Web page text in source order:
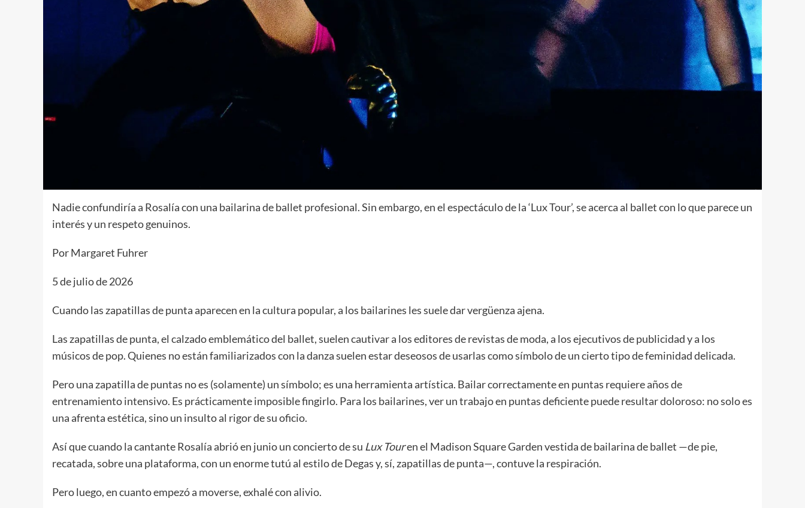
Nadie confundiría a Rosalía con una bailarina de ballet profesional. Sin embargo, en el espectáculo de la ‘Lux Tour’, se acerca al ballet con lo que parece un
interés y un respeto genuinos.
Por Margaret Fuhrer
5 de julio de 2026
Cuando las zapatillas de punta aparecen en la cultura popular, a los bailarines les suele dar vergüenza ajena.
Las zapatillas de punta, el calzado emblemático del ballet, suelen cautivar a los editores de revistas de moda, a los ejecutivos de publicidad y a los
músicos de pop. Quienes no están familiarizados con la danza suelen estar deseosos de usarlas como símbolo de un cierto tipo de feminidad delicada.
Pero una zapatilla de puntas no es (solamente) un símbolo; es una herramienta artística. Bailar correctamente en puntas requiere años de
entrenamiento intensivo. Es prácticamente imposible fingirlo. Para los bailarines, ver un trabajo en puntas deficiente puede resultar doloroso: no solo es
una afrenta estética, sino un insulto al rigor de su oficio.
Así que cuando la cantante Rosalía abrió en junio un concierto de su Lux Touren el Madison Square Garden vestida de bailarina de ballet —de pie,
recatada, sobre una plataforma, con un enorme tutú al estilo de Degas y, sí, zapatillas de punta—, contuve la respiración.
Pero luego, en cuanto empezó a moverse, exhalé con alivio.